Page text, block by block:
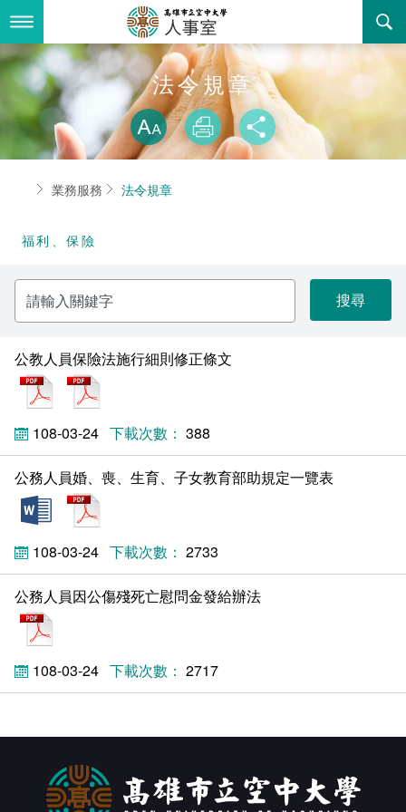
到
要
內
容
最新消息
關於我們
組織職掌
聯絡資訊
活動花絮
業務服務
法令規章
性騷擾防治專區
常見問答
書表下載
回空大首頁
法令規章
略過字型切
放大
列印 分享
首頁業務服務 法令規章
福利、保險
請
輸
入
關
字
公教人員保險法施行細則修正條文
pdf
108-03-24 388
公務人員婚、喪、生育、子女教育部助規定一覽表
doc
108-03-24 2733
公務人員因公傷殘死亡慰問金發給辦法
108-03-24 2717